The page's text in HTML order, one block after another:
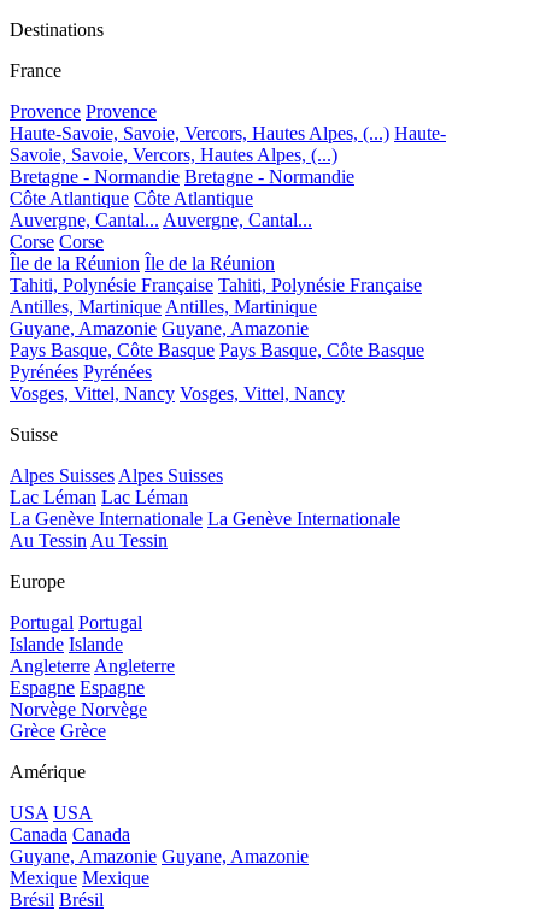
Destinations
France
Provence Provence
Haute-Savoie, Savoie, Vercors, Hautes Alpes, (...) Haute-
Savoie, Savoie, Vercors, Hautes Alpes, (...)
Bretagne - Normandie Bretagne - Normandie
Côte Atlantique Côte Atlantique
Auvergne, Cantal... Auvergne, Cantal...
Corse Corse
Île de la Réunion Île de la Réunion
Tahiti, Polynésie Française Tahiti, Polynésie Française
Antilles, Martinique Antilles, Martinique
Guyane, Amazonie Guyane, Amazonie
Pays Basque, Côte Basque Pays Basque, Côte Basque
Pyrénées Pyrénées
Vosges, Vittel, Nancy Vosges, Vittel, Nancy
Suisse
Alpes Suisses Alpes Suisses
Lac Léman Lac Léman
La Genève Internationale La Genève Internationale
Au Tessin Au Tessin
Europe
Portugal Portugal
Islande Islande
Angleterre Angleterre
Espagne Espagne
Norvège Norvège
Grèce Grèce
Amérique
USA USA
Canada Canada
Guyane, Amazonie Guyane, Amazonie
Mexique Mexique
Brésil Brésil